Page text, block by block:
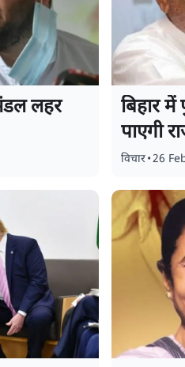
लहर
बिहार
पाएगी
विचार•26